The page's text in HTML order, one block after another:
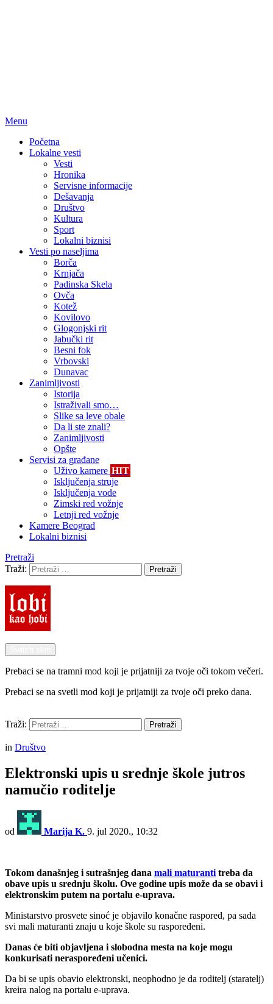
Menu
Početna
Lokalne vesti
Vesti
Hronika
Servisne informacije
Dešavanja
Društvo
Kultura
Sport
Lokalni biznisi
Vesti po naseljima
Borča
Krnjača
Padinska Skela
Ovča
Kotež
Kovilovo
Glogonjski rit
Jabučki rit
Besni fok
Vrbovski
Dunavac
Zanimljivosti
Istorija
Istraživali smo…
Slike sa leve obale
Da li ste znali?
Zanimljivosti
Opšte
Servisi za građane
Uživo kamere HIT
Isključenja struje
Isključenja vode
Zimski red vožnje
Letnji red vožnje
Kamere Beograd
Lokalni biznisi
Pretraži
Traži:
Pretraži
Prebaci se na tramni mod koji je prijatniji za tvoje oči tokom večeri.
Prebaci se na svetli mod koji je prijatniji za tvoje oči preko dana.
Traži:
Pretraži
in Društvo
Elektronski upis u srednje škole jutros
namučio roditelje
od Marija K. 9. jul 2020., 10:32
Tokom današnjeg i sutrašnjeg dana mali maturanti treba da
obave upis u srednju školu. Ove godine upis može da se obavi i
elektronskim putem na portalu e-uprava.
Ministarstvo prosvete sinoć je objavilo konačne raspored, pa sada
svi mali maturanti znaju u koje škole su raspoređeni.
Danas će biti objavljena i slobodna mesta na koje mogu
konkurisati neraspoređeni učenici.
Da bi se upis obavio elektronski, neophodno je da roditelj (staratelj)
kreira nalog na portalu e-uprava.